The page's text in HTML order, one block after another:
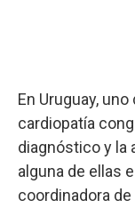
En Uruguay,
cardiopatía
diagnóstico y la
alguna de ellas
coordinadora